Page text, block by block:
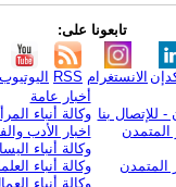
تابعونا على:
اليوتيوب RSS الانستغرام
- للإتصال بنا
المتمدن
أخبار عامة
وكالة أنباء
اخبار الأدب
وكالة أنباء
وكالة أنباء
وكالة أنباء